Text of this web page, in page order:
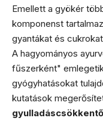
Emellett a gyökér
komponenst
gyantákat és
A hagyományos
fűszerként"
gyógyhatásokat
kutatások